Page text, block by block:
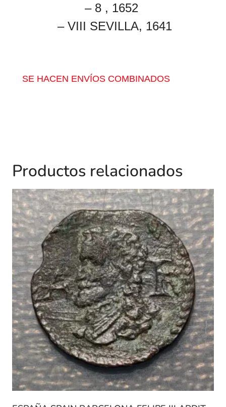
– 8 , 1652
– VIII SEVILLA, 1641
SE HACEN ENVÍOS COMBINADOS
Productos relacionados